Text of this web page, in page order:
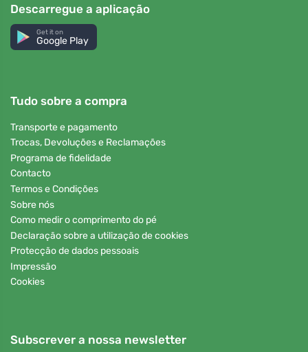
Descarregue a aplicação
Get it on
Google Play
Tudo sobre a compra
Transporte e pagamento
Trocas, Devoluções e Reclamações
Programa de fidelidade
Contacto
Termos e Condições
Sobre nós
Como medir o comprimento do pé
Declaração sobre a utilização de cookies
Protecção de dados pessoais
Impressão
Cookies
Subscrever a nossa newsletter